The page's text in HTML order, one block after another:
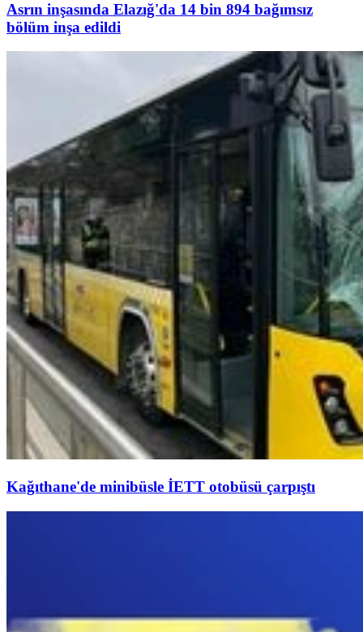
Asrın inşasında Elazığ'da 14 bin 894 bağımsız
bölüm inşa edildi
Kağıthane'de minibüsle İETT otobüsü çarpıştı